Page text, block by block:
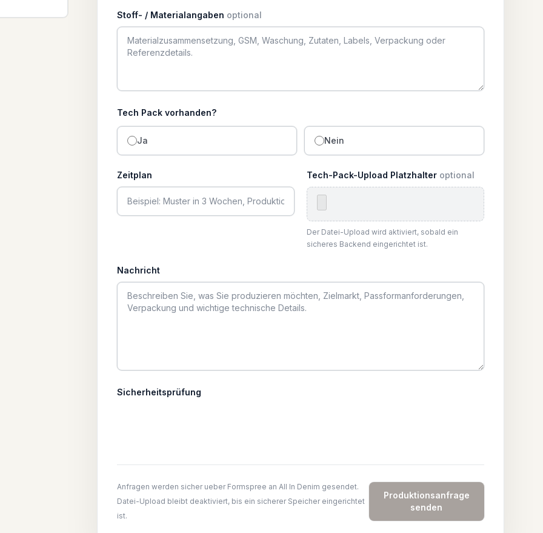
Stoff- / Materialangaben optional
Tech Pack vorhanden?
Ja Nein
Zeitplan Tech-Pack-Upload Platzhalter optional
Der Datei-Upload wird aktiviert, sobald ein
sicheres Backend eingerichtet ist.
Nachricht
Sicherheitsprüfung
Anfragen werden sicher ueber Formspree an All In Denim gesendet.
Datei-Upload bleibt deaktiviert, bis ein sicherer Speicher eingerichtet
ist.
Produktionsanfrage
senden